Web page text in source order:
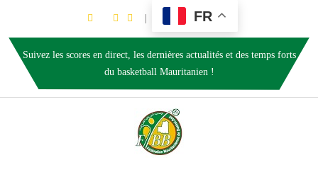
FR
Suivez les scores en direct, les dernières actualités et des temps forts
du basketball Mauritanien !